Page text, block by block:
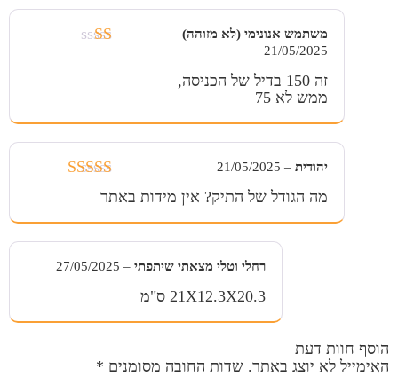
משתמש אנונימי (לא מזוהה) –
21/05/2025
זה 150 בדיל של הכניסה,
ממש לא 75
דורג
5
יהודית –
21/05/2025
מה הגודל של התיק? אין מידות באתר
רחלי וטלי מצאתי שיתפתי –
27/05/2025
21X12.3X20.3 ס"מ
הוסף חוות דעת
האימייל לא יוצג באתר. שדות החובה מסומנים *